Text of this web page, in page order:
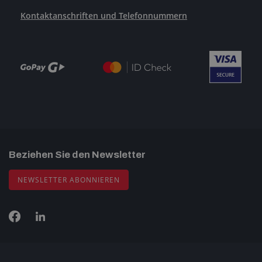
Kontaktanschriften und Telefonnummern
Beziehen Sie den Newsletter
NEWSLETTER ABONNIEREN